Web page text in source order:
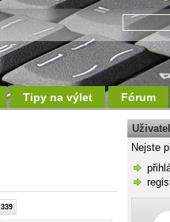
Tipy na výlet Fórum
339
Nejste